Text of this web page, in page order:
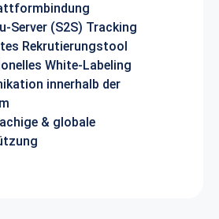
Server (S2S) Tracking
Rekrutierungstool
White-Labeling
innerhalb der
& globale